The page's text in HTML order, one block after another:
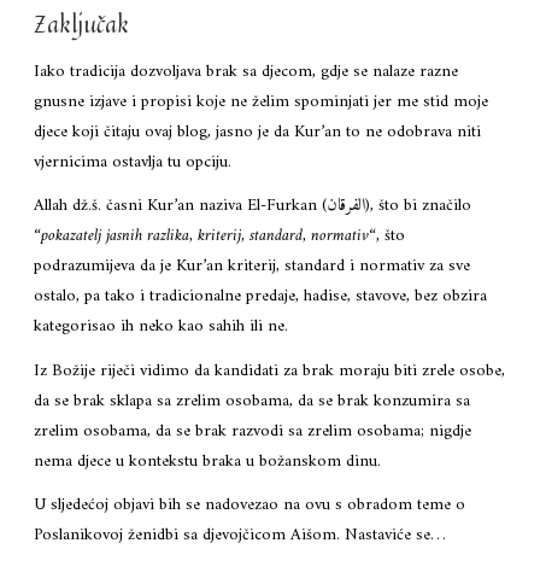
Zaključak
Iako tradicija dozvoljava brak sa djecom, gdje se nalaze razne
gnusne izjave i propisi koje ne želim spominjati jer me stid moje
djece koji čitaju ovaj blog, jasno je da Kur’an to ne odobrava niti
vjernicima ostavlja tu opciju.
Allah dž.š. časni Kur’an naziva El-Furkan (الفرقان), što bi značilo
“pokazatelj jasnih razlika, kriterij, standard, normativ“, što
podrazumijeva da je Kur’an kriterij, standard i normativ za sve
ostalo, pa tako i tradicionalne predaje, hadise, stavove, bez obzira
kategorisao ih neko kao sahih ili ne.
Iz Božije riječi vidimo da kandidati za brak moraju biti zrele osobe,
da se brak sklapa sa zrelim osobama, da se brak konzumira sa
zrelim osobama, da se brak razvodi sa zrelim osobama; nigdje
nema djece u kontekstu braka u božanskom dinu.
U sljedećoj objavi bih se nadovezao na ovu s obradom teme o
Poslanikovoj ženidbi sa djevojčicom Aišom. Nastaviće se…